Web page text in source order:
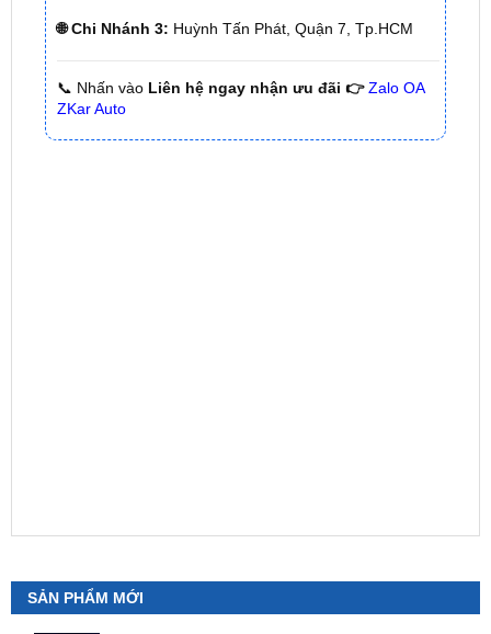
📞 Nhấn vàoLiên hệ ngay nhận ưu đãi 👉 Zalo OA
SẢN PHẨM MỚI
Camera 360 Safeview S200
₫11,800,000